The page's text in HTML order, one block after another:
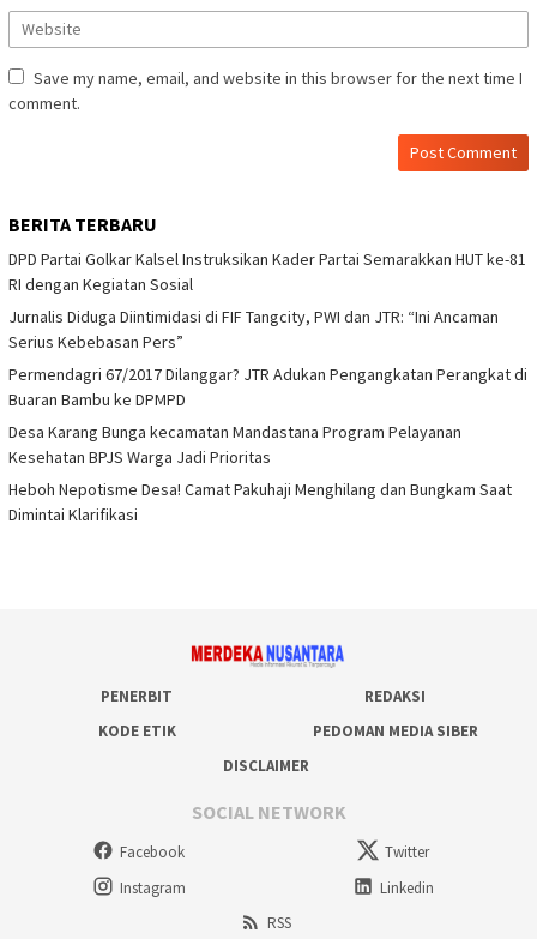
Save my name, email, and website in this browser for the next time I
comment.
BERITA TERBARU
DPD Partai Golkar Kalsel Instruksikan Kader Partai Semarakkan HUT ke-81
RI dengan Kegiatan Sosial
Jurnalis Diduga Diintimidasi di FIF Tangcity, PWI dan JTR: “Ini Ancaman
Serius Kebebasan Pers”
Permendagri 67/2017 Dilanggar? JTR Adukan Pengangkatan Perangkat di
Buaran Bambu ke DPMPD
Desa Karang Bunga kecamatan Mandastana Program Pelayanan
Kesehatan BPJS Warga Jadi Prioritas
Heboh Nepotisme Desa! Camat Pakuhaji Menghilang dan Bungkam Saat
Dimintai Klarifikasi
PENERBIT
REDAKSI
KODE ETIK
PEDOMAN MEDIA SIBER
DISCLAIMER
SOCIAL NETWORK
Facebook
Twitter
Instagram
Linkedin
RSS